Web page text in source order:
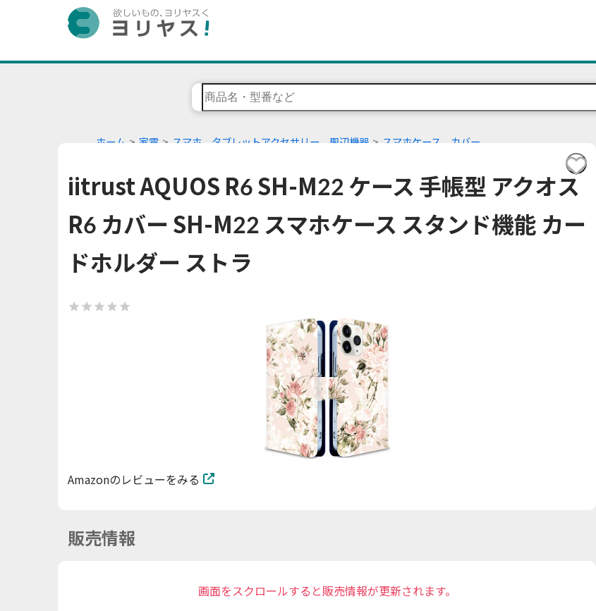
ホーム 家電 スマホ、タブレットアクセサリー、周辺機器 スマホケース、カバー
iitrust AQUOS R6 SH-M22 ケース 手帳型 アクオス
R6 カバー SH-M22 スマホケース スタンド機能 カー
ドホルダー ストラ
Amazonのレビューをみる
販売情報
画面をスクロールすると販売情報が更新されます。